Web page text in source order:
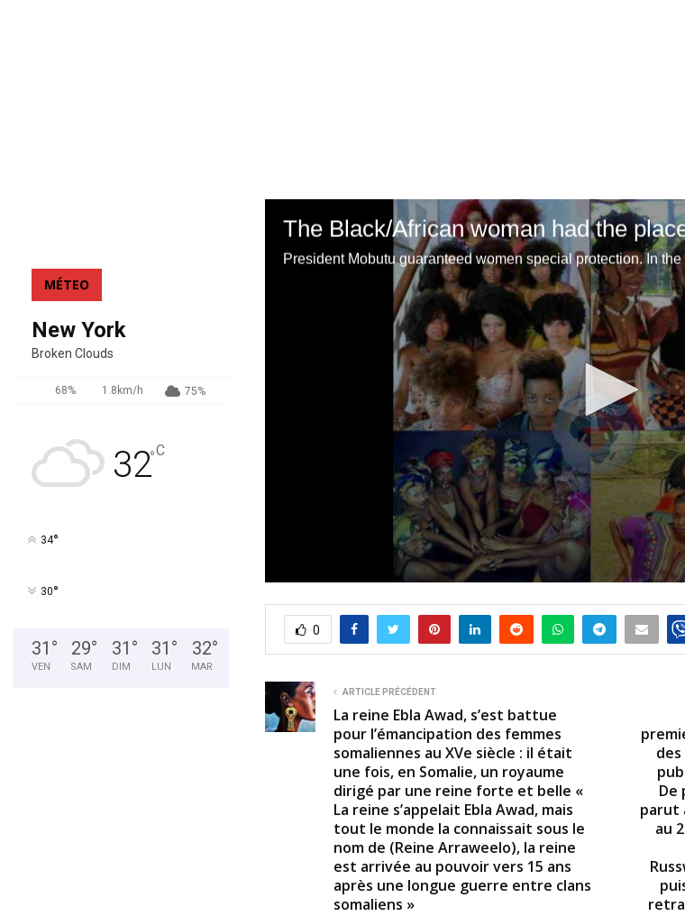
s
s
f
3
0
ARTICLE PRÉCÉDENT
La reine Ebla Awad, s’est battue
pour l’émancipation des femmes
somaliennes au XVe siècle : il était
une fois, en Somalie, un royaume
dirigé par une reine forte et belle «
La reine s’appelait Ebla Awad, mais
tout le monde la connaissait sous le
nom de (Reine Arraweelo), la reine
est arrivée au pouvoir vers 15 ans
après une longue guerre entre clans
somaliens »
De
parut
au
MÉTEO
New York
Broken Clouds
68% 1.8km/h 75%
32°C
34°
30°
31 °
VEN
29°
SAM
31 °
DIM
31 °
LUN
32°
MAR